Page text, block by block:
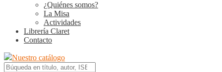
¿Quiénes somos?
La Misa
Actividades
Librería Claret
Contacto
Nuestro catálogo